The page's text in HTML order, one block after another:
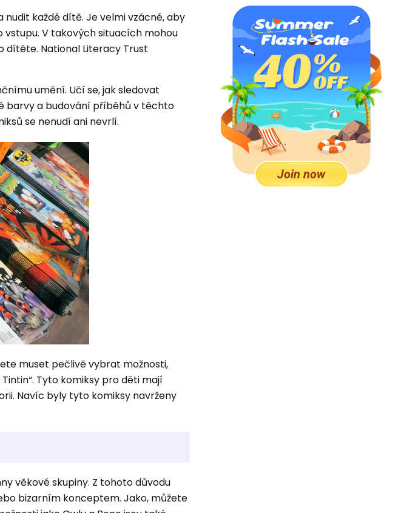
každé dítě. Je velmi vzácné, aby
vstupu. V takových situacích mohou
dítěte. National Literacy Trust
umění. Učí se, jak sledovat
barvy a budování příběhů v těchto
se nenudí ani nevrlí.
muset pečlivě vybrat možnosti,
Tyto komiksy pro děti mají
Navíc byly tyto komiksy navrženy
věkové skupiny. Z tohoto důvodu
bizarním konceptem. Jako, můžete